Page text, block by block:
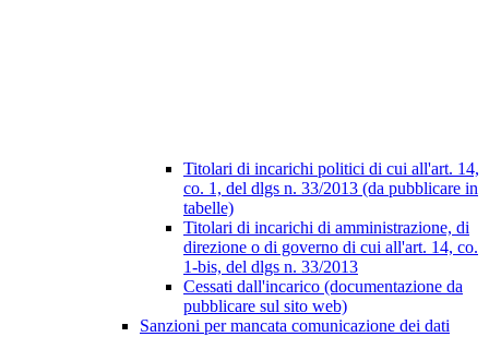
Titolari di incarichi politici di cui all'art. 14,
co. 1, del dlgs n. 33/2013 (da pubblicare in
tabelle)
Titolari di incarichi di amministrazione, di
direzione o di governo di cui all'art. 14, co.
1-bis, del dlgs n. 33/2013
Cessati dall'incarico (documentazione da
pubblicare sul sito web)
Sanzioni per mancata comunicazione dei dati